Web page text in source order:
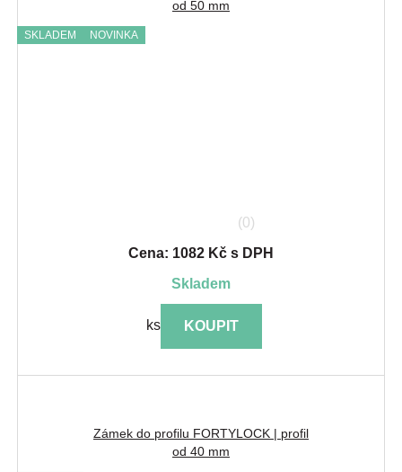
od 50 mm
SKLADEM NOVINKA
(0)
Cena: 1082 Kč s DPH
skladem
ks KOUPIT
Zámek do profilu FORTYLOCK | profil
od 40 mm